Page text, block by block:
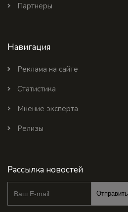
Партнеры
Навигация
Реклама на сайте
Статистика
Мнение эксперта
Релизы
Рассылка новостей
Отправить